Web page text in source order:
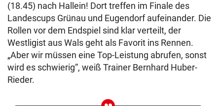
(18.45) nach Hallein! Dort treffen im Finale des
Landescups Grünau und Eugendorf aufeinander. Die
Rollen vor dem Endspiel sind klar verteilt, der
Westligist aus Wals geht als Favorit ins Rennen.
„Aber wir müssen eine Top-Leistung abrufen, sonst
wird es schwierig“, weiß Trainer Bernhard Huber-
Rieder.